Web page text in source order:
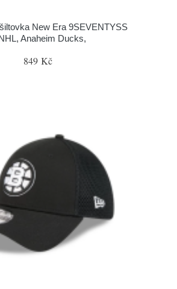
New Era 9SEVENTYSS
Anaheim Ducks,
849 Kč